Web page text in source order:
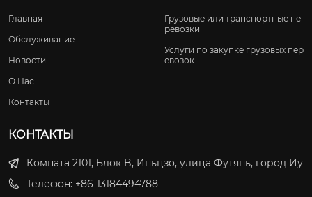
Главная
Обслуживание
Новости
О Нас
Контакты
Грузовые или транспортные пе
ревозки
Услуги по закупке грузовых пер
евозок
КОНТАКТЫ
Комната 2101, Блок B, Иньцзо, улица Футянь, город Иу
Телефон: +86-13184494788